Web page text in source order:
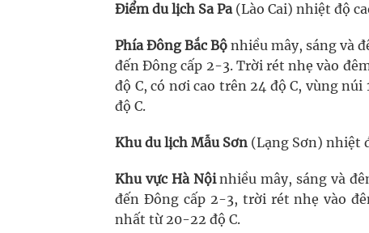
Điểm du lịch Sa Pa(Lào Cai) nhiệt độ
Phía Đông Bắc Bộnhiều mây, sáng và
đến Đông cấp 2-3. Trời rét nhẹ vào
độ C, có nơi cao trên 24 độ C, vùng
độ C.
Khu du lịch Mẫu Sơn (Lạng Sơn) nhiệt
Khu vực Hà Nộinhiều mây, sáng và
đến Đông cấp 2-3, trời rét nhẹ vào
nhất từ 20-22 độ C.